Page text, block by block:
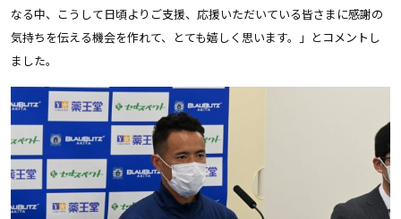
なる中、こうして日頃よりご支援、応援いただいている皆さまに感謝の
気持ちを伝える機会を作れて、とても嬉しく思います。」とコメントし
ました。